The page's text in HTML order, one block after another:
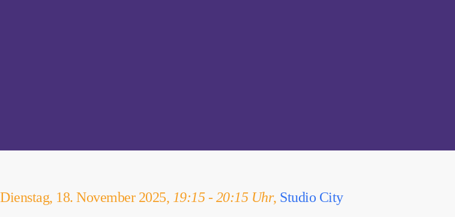
Dienstag, 18. November 2025, 19:15 - 20:15 Uhr, Studio City